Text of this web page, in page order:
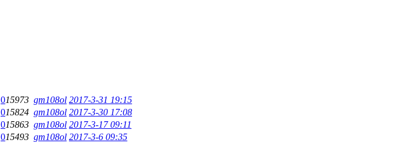
015973 gm108ol 2017-3-31 19:15
015824 gm108ol 2017-3-30 17:08
015863 gm108ol 2017-3-17 09:11
015493 gm108ol 2017-3-6 09:35